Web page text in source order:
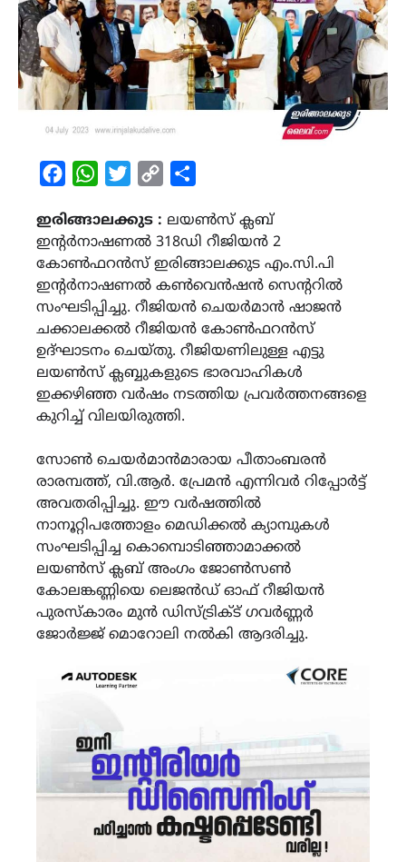
FacebookWhatsAppTwitterCopy
ഇരിങ്ങാലക്കുട : ലയണ്‍സ് ക്ലബ്
ഇന്റര്‍നാഷണല്‍ 318ഡി റീജിയന്‍ 2
കോണ്‍ഫറന്‍സ് ഇരിങ്ങാലക്കുട എം.സി.പി
ഇന്റര്‍നാഷണല്‍ കണ്‍വെന്‍ഷന്‍ സെന്ററില്‍
സംഘടിപ്പിച്ചു. റീജിയന്‍ ചെയര്‍മാന്‍ ഷാജന്‍
ചക്കാലക്കല്‍ റീജിയന്‍ കോണ്‍ഫറന്‍സ്
ഉദ്ഘാടനം ചെയ്തു. റീജിയണിലുള്ള എട്ടു
ലയണ്‍സ് ക്ലബ്ബുകളുടെ ഭാരവാഹികള്‍
ഇക്കഴിഞ്ഞ വര്‍ഷം നടത്തിയ പ്രവര്‍ത്തനങ്ങളെ
കുറിച്ച് വിലയിരുത്തി.
സോണ്‍ ചെയര്‍മാന്‍മാരായ പീതാംബരന്‍
രാരമ്പത്ത്, വി.ആര്‍. പ്രേമന്‍ എന്നിവര്‍ റിപ്പോര്‍ട്ട്
അവതരിപ്പിച്ചു. ഈ വര്‍ഷത്തില്‍
നാനൂറ്റിപത്തോളം മെഡിക്കല്‍ ക്യാമ്പുകള്‍
സംഘടിപ്പിച്ച കൊമ്പൊടിഞ്ഞാമാക്കല്‍
ലയണ്‍സ് ക്ലബ് അംഗം ജോണ്‍സണ്‍
കോലങ്കണ്ണിയെ ലെജന്‍ഡ് ഓഫ് റീജിയന്‍
പുരസ്‌കാരം മുന്‍ ഡിസ്ട്രിക്ട് ഗവര്‍ണ്ണര്‍
ജോര്‍ജ്ജ് മൊറോലി നല്‍കി ആദരിച്ചു.